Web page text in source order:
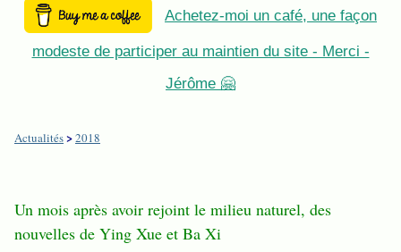
Achetez-moi un café, une façon
modeste de participer au maintien du site - Merci -
Jérôme 🤗
Actualités>2018
Un mois après avoir rejoint le milieu naturel, des
nouvelles de Ying Xue et Ba Xi